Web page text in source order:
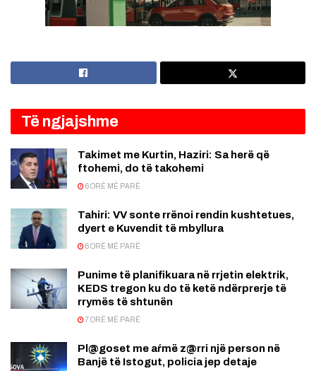
Të ngjajshme
Takimet me Kurtin, Haziri: Sa herë që
ftohemi, do të takohemi
6 ORË MË PARË
Tahiri: VV sonte rrënoi rendin kushtetues,
dyert e Kuvendit të mbyllura
6 ORË MË PARË
Punime të planifikuara në rrjetin elektrik,
KEDS tregon ku do të ketë ndërprerje të
rrymës të shtunën
7 ORË MË PARË
Pl@goset me aŕmë z@rri një person në
Banjë të Istogut, policia jep detaje